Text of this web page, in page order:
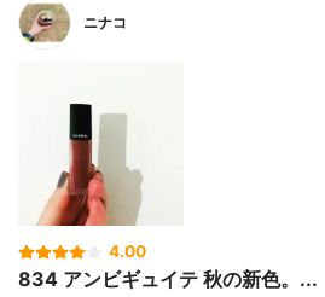
ニナコ
4.00
834 アンビギュイテ 秋の新色。...